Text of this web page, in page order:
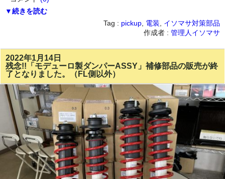
▼続きを読む
Tag : pickup 電装
イソマサ対策部品
作成者 : 管理人イソマサ
2022年1月14日
残念!!「モデューロ製ダンパーASSY」補修部品の販売が終
了となりました。（FL側以外）